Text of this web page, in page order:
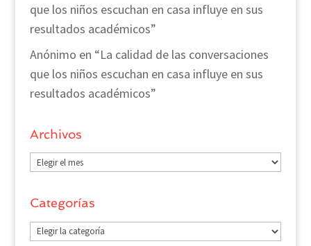
que los niños escuchan en casa influye en sus
resultados académicos”
Anónimo en “La calidad de las conversaciones
que los niños escuchan en casa influye en sus
resultados académicos”
Archivos
Archivos
Categorías
Categorías